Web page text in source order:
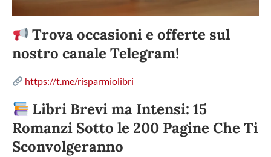
Trova occasioni e offerte sul
nostro canale Telegram!
https://t.me/risparmiolibri
Libri Brevi ma Intensi: 15
Romanzi Sotto le 200 Pagine Che Ti
Sconvolgeranno